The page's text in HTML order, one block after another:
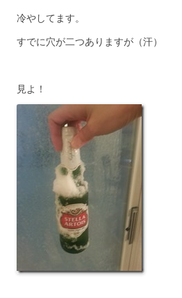
冷やしてます。
すでに穴が二つありますが（汗）
見よ！